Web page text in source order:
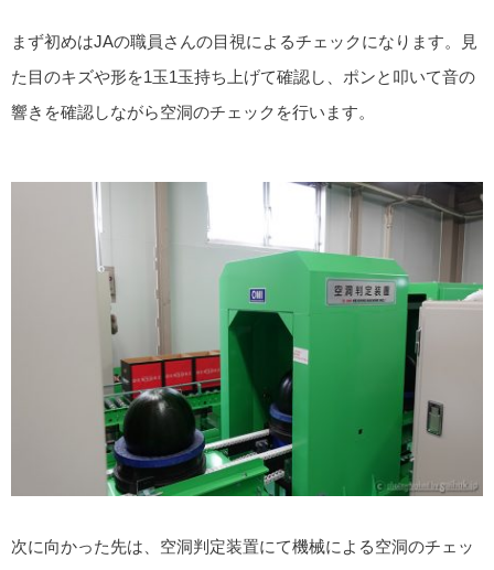
まず初めはJAの職員さんの目視によるチェックになります。見
た目のキズや形を1玉1玉持ち上げて確認し、ポンと叩いて音の
響きを確認しながら空洞のチェックを行います。
次に向かった先は、空洞判定装置にて機械による空洞のチェッ